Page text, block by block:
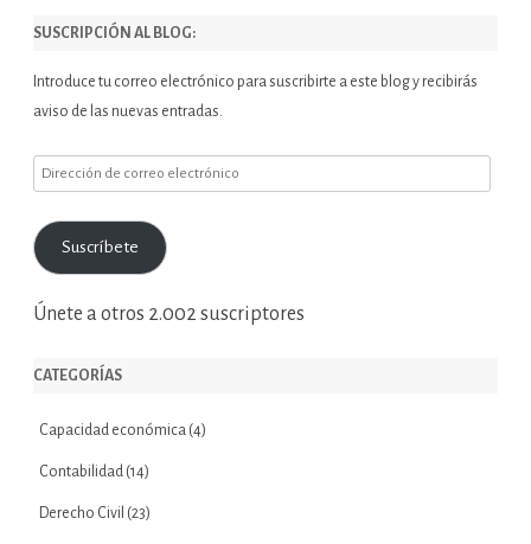
SUSCRIPCIÓN AL BLOG:
Introduce tu correo electrónico para suscribirte a este blog y recibirás
aviso de las nuevas entradas.
Dirección
de
correo
electrónico
Suscríbete
Únete a otros 2.002 suscriptores
CATEGORÍAS
Capacidad económica (4)
Contabilidad (14)
Derecho Civil (23)